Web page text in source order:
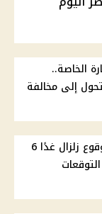
الخاصة..
إلى مخالفة
البحوث الفلكية تحسم مزاعم وقوع زلزال غدًا 6